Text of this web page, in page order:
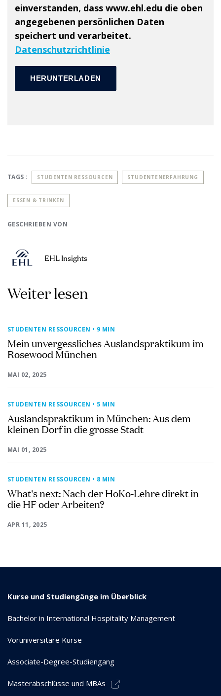
einverstanden, dass www.ehl.edu die oben
angegebenen persönlichen Daten
speichert und verarbeitet.
Datenschutzrichtlinie
TAGS : STUDENTEN RESSOURCEN STUDENTENERFAHRUNG
ESSEN & TRINKEN
GESCHRIEBEN VON
EHL Insights
Weiter lesen
STUDENTEN RESSOURCEN • 9 MIN
Mein unvergessliches Auslandspraktikum im
Rosewood München
MAI 02, 2025
STUDENTEN RESSOURCEN • 5 MIN
Auslandspraktikum in München: Aus dem
kleinen Dorf in die grosse Stadt
MAI 01, 2025
STUDENTEN RESSOURCEN • 8 MIN
What's next: Nach der HoKo-Lehre direkt in
die HF oder Arbeiten?
APR 11, 2025
Kurse und Studiengänge im Überblick
Bachelor in International Hospitality Management
Voruniversitäre Kurse
Associate-Degree-Studiengang
Masterabschlüsse und MBAs